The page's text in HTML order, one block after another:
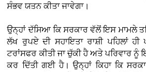
ਸੰਭਵ ਯਤਨ ਕੀਤਾ ਜਾਵੇਗਾ।
ਉਨ੍ਹਾਂ ਦੱਸਿਆ ਕਿ ਸਰਕਾਰ ਵੱਲੋਂ ਇਸ ਮਾਮਲੇ
ਲੱਖ ਰੁਪਏ ਦੀ ਸਹਾਇਤਾ ਰਾਸ਼ੀ ਪਹਿਲਾਂ ਹੀ
ਟਰਾਂਸਫਰ ਕੀਤੀ ਜਾ ਚੁੱਕੀ ਹੈ ਅਤੇ ਪਰਿਵਾਰ ਨੂੰ
ਕਰ ਦਿੱਤੀ ਗਈ ਹੈ। ਉਨ੍ਹਾਂ ਕਿਹਾ ਕਿ